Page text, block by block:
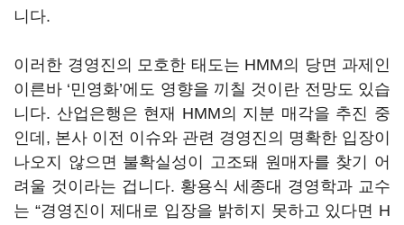
니다.
이러한 경영진의 모호한 태도는 HMM의 당면 과제인
이른바 ‘민영화’에도 영향을 끼칠 것이란 전망도 있습
니다. 산업은행은 현재 HMM의 지분 매각을 추진 중
인데 , 본사 이전 이슈와 관련 경영진의 명확한 입장이
나오지 않으면 불확실성이 고조돼 원매자를 찾기 어
려울 것이라는 겁니다. 황용식 세종대 경영학과 교수
는 “경영진이 제대로 입장을 밝히지 못하고 있다면 H